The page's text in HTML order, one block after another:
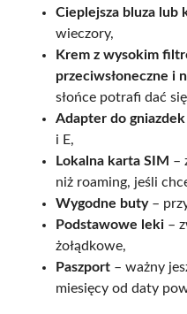
Cieplejsza bluza lub
wieczory,
Krem z wysokim
przeciwsłoneczne i
słońce potrafi dać
Adapter do gniazdek
i E,
Lokalna karta SIM –
niż roaming, jeśli
Wygodne buty–
Podstawowe leki –
żołądkowe,
Paszport – ważny
miesięcy od daty